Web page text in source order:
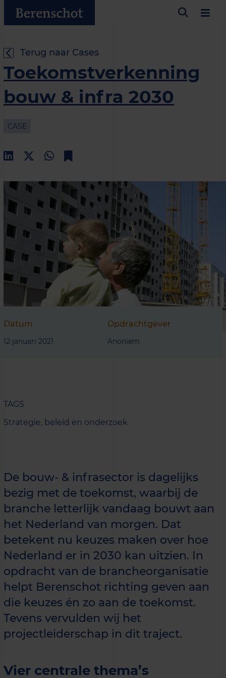
Terug naar Cases
Toekomstverkenning
bouw & infra 2030
CASE
Datum
12 januari 2021
Opdrachtgever
Anoniem
TAGS
Strategie, beleid en onderzoek
De bouw- & infrasector is dagelijks
bezig met de toekomst, waarbij de
branche letterlijk vandaag bouwt aan
het Nederland van morgen. Dat
betekent nu keuzes maken over hoe
Nederland er in 2030 kan uitzien. In
opdracht van de brancheorganisatie
helpt Berenschot richting geven aan
die keuzes én zo aan de toekomst.
Tevens vervulden wij het
projectleiderschap in dit traject.
Vier centrale thema’s